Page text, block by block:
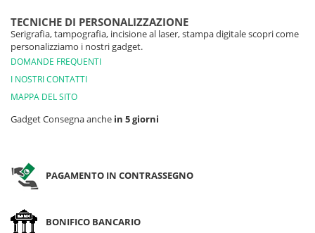
TECNICHE DI PERSONALIZZAZIONE
Serigrafia, tampografia, incisione al laser, stampa digitale scopri come
personalizziamo i nostri gadget.
DOMANDE FREQUENTI
I NOSTRI CONTATTI
MAPPA DEL SITO
Gadget Consegna anche in 5 giorni
PAGAMENTO IN CONTRASSEGNO
BONIFICO BANCARIO